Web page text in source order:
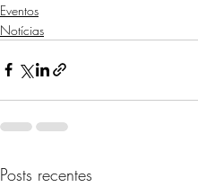
Eventos
Notícias
Posts recentes